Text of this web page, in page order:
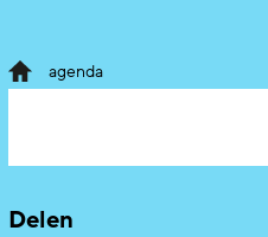
agenda
Delen